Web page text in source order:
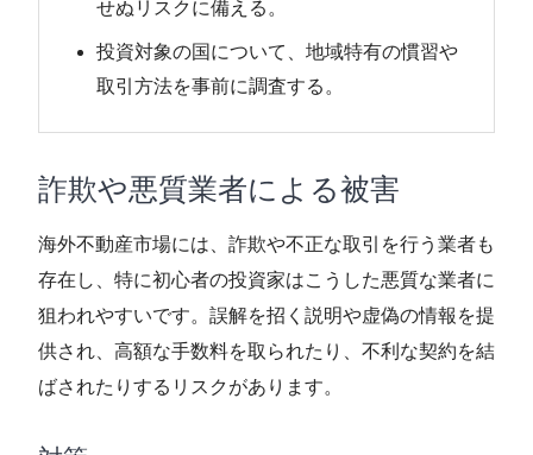
せぬリスクに備える。
投資対象の国について、地域特有の慣習や
取引方法を事前に調査する。
詐欺や悪質業者による被害
海外不動産市場には、詐欺や不正な取引を行う業者も
存在し、特に初心者の投資家はこうした悪質な業者に
狙われやすいです。誤解を招く説明や虚偽の情報を提
供され、高額な手数料を取られたり、不利な契約を結
ばされたりするリスクがあります。